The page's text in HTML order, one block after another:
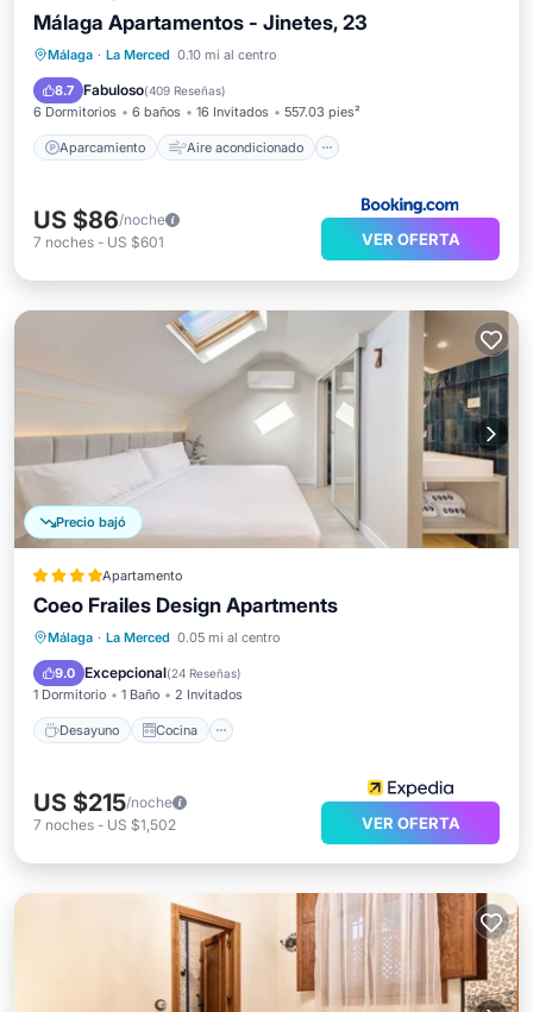
Málaga Apartamentos - Jinetes, 23
Málaga · La Merced 0.10 mi al centro
8.7 Fabuloso(409 Reseñas)
6 Dormitorios 6 baños 16 Invitados 557.03 pies²
Aparcamiento Aire acondicionado
Aparcamiento
Aire acondicionado
Internet
Se admiten mascotas
US $86/noche
7 noches - US $601 VER OFERTA
Precio bajó
Apartamento
Coeo Frailes Design Apartments
Málaga · La Merced 0.05 mi al centro
9.0 Excepcional(24 Reseñas)
1 Dormitorio 1 Baño 2 Invitados
Desayuno Cocina
Desayuno
Cocina
Aire acondicionado
US $215/noche
7 noches - US $1,502 VER OFERTA